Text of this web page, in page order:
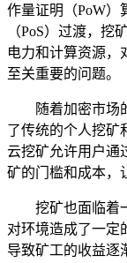
作量证明（PoW）
（PoS）过渡，
电力和计算资源，
至关重要的问题。
随着加密市场
了传统的个人挖矿
云挖矿允许用户通
矿的门槛和成本，
挖矿也面临着
对环境造成了一定
导致矿工的收益逐